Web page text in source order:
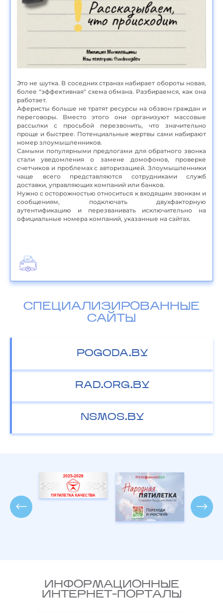
Это не шутка. В соседних странах набирает обороты новая,
более "эффективная" схема обмана. Разбираемся, как она
работает.
Аферисты больше не тратят ресурсы на обзвон граждан и
переговоры. Вместо этого они организуют массовые
рассылки с просьбой перезвонить, что значительно
проще и быстрее. Потенциальные жертвы сами набирают
номер злоумышленников.
Самыми популярными предлогами для обратного звонка
стали уведомления о замене домофонов, проверке
счетчиков и проблемах с авторизацией. Злоумышленники
чаще всего представляются сотрудниками служб
доставки, управляющих компаний или банков.
Нужно с осторожностью относиться к входящим звонкам и
сообщениям, подключать двухфакторную
аутентификацию и перезванивать исключительно на
официальные номера компаний, указанные на сайтах.
СПЕЦИАЛИЗИРОВАННЫЕ
САЙТЫ
POGODA.BY
RAD.ORG.BY
NSMOS.BY
ИНФОРМАЦИОННЫЕ
ИНТЕРНЕТ-ПОРТАЛЫ